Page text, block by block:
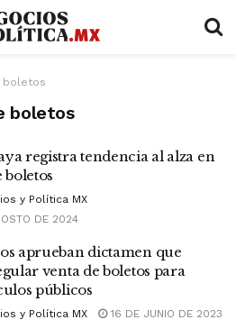
boletos
boletos
registra tendencia al alza en
boletos
y Política MX
DE 2024
aprueban dictamen que
venta de boletos para
públicos
y Política MX 16 DE JUNIO DE 2023